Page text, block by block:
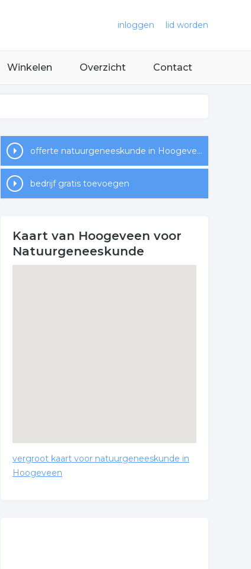
inloggen lid worden
Winkelen Overzicht Contact
offerte natuurgeneeskunde in Hoogeveen
bedrijf gratis toevoegen
Kaart van Hoogeveen voor
Natuurgeneeskunde
vergroot kaart voor natuurgeneeskunde in
Hoogeveen